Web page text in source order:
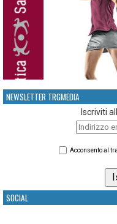
NEWSLETTER TRGMEDIA
Iscriviti
Acconsento al
SOCIAL